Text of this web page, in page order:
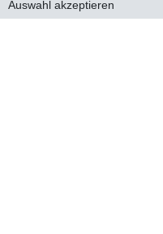
Auswahl akzeptieren